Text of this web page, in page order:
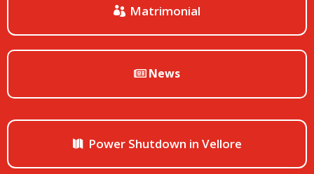
Matrimonial
News
Power Shutdown in Vellore